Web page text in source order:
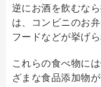
逆にお酒を飲むな
は、コンビニのお
フードなどが挙げら
これらの食べ物に
ざまな食品添加物